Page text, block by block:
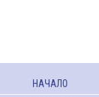
НАЧАЛО